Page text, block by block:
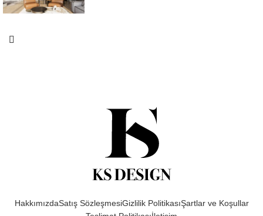
HakkımızdaSatış SözleşmesiGizlilik PolitikasıŞartlar ve Koşullar